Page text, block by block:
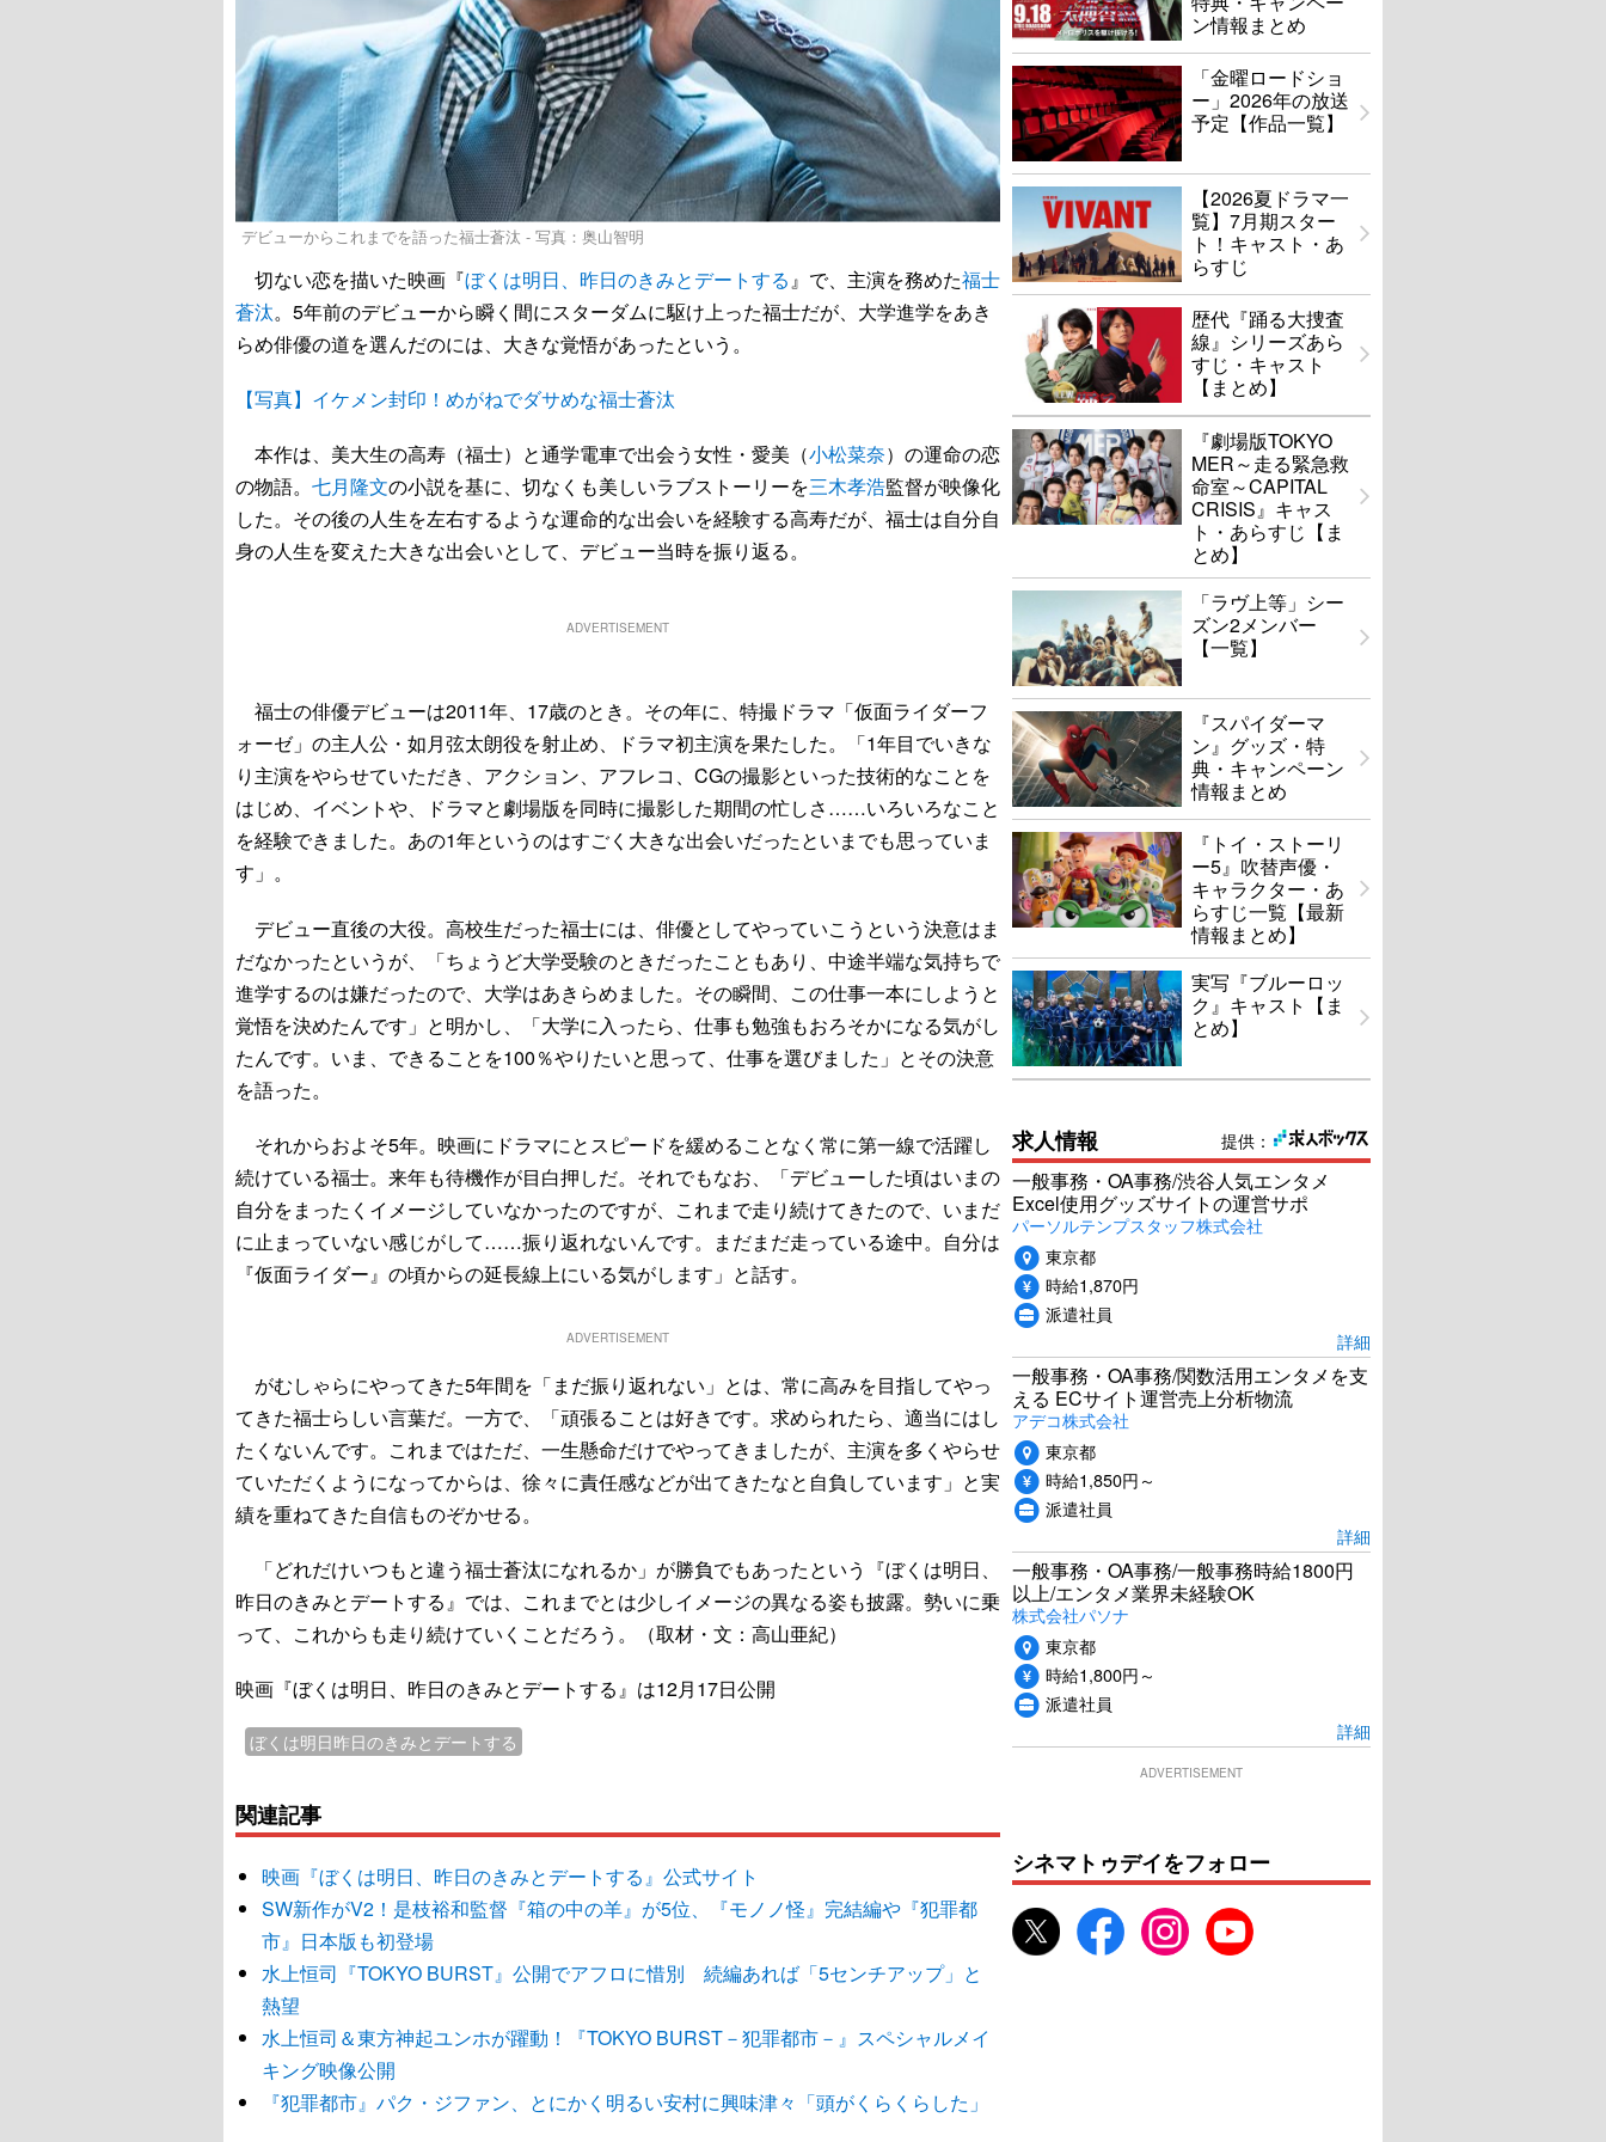
デビューからこれまでを語った福士蒼汰 - 写真：奥山智明
切ない恋を描いた映画『ぼくは明日、昨日のきみとデートする』で、主演を務めた福士
蒼汰。5年前のデビューから瞬く間にスターダムに駆け上った福士だが、大学進学をあき
らめ俳優の道を選んだのには、大きな覚悟があったという。
【写真】イケメン封印！めがねでダサめな福士蒼汰
本作は、美大生の高寿（福士）と通学電車で出会う女性・愛美（小松菜奈）の運命の恋
の物語。 七月隆文の小説を基に、切なくも美しいラブストーリーを三木孝浩監督が映像化
した。その後の人生を左右するような運命的な出会いを経験する高寿だが、福士は自分自
身の人生を変えた大きな出会いとして、デビュー当時を振り返る。
ADVERTISEMENT
福士の俳優デビューは2011年、17歳のとき。その年に、特撮ドラマ「仮面ライダーフ
ォーゼ」の主人公・如月弦太朗役を射止め、ドラマ初主演を果たした。「1年目でいきな
り主演をやらせていただき、アクション、アフレコ、CGの撮影といった技術的なことを
はじめ、イベントや、ドラマと劇場版を同時に撮影した期間の忙しさ……いろいろなこと
を経験できました。あの1年というのはすごく大きな出会いだったといまでも思っていま
す」。
デビュー直後の大役。高校生だった福士には、俳優としてやっていこうという決意はま
だなかったというが、「ちょうど大学受験のときだったこともあり、中途半端な気持ちで
進学するのは嫌だったので、大学はあきらめました。その瞬間、この仕事一本にしようと
覚悟を決めたんです」と明かし、「大学に入ったら、仕事も勉強もおろそかになる気がし
たんです。いま、できることを100％やりたいと思って、仕事を選びました」とその決意
を語った。
それからおよそ5年。映画にドラマにとスピードを緩めることなく常に第一線で活躍し
続けている福士。来年も待機作が目白押しだ。それでもなお、「デビューした頃はいまの
自分をまったくイメージしていなかったのですが、これまで走り続けてきたので、いまだ
に止まっていない感じがして……振り返れないんです。まだまだ走っている途中。自分は
『仮面ライダー』の頃からの延長線上にいる気がします」と話す。
ADVERTISEMENT
がむしゃらにやってきた5年間を「まだ振り返れない」とは、常に高みを目指してやっ
てきた福士らしい言葉だ。一方で、「頑張ることは好きです。求められたら、適当にはし
たくないんです。これまではただ、一生懸命だけでやってきましたが、主演を多くやらせ
ていただくようになってからは、徐々に責任感などが出てきたなと自負しています」と実
績を重ねてきた自信ものぞかせる。
「どれだけいつもと違う福士蒼汰になれるか」が勝負でもあったという『ぼくは明日、
昨日のきみとデートする』では、これまでとは少しイメージの異なる姿も披露。勢いに乗
って、これからも走り続けていくことだろう。（取材・文：高山亜紀）
映画『ぼくは明日、昨日のきみとデートする』は12月17日公開
ぼくは明日昨日のきみとデートする
関連記事
映画『ぼくは明日、昨日のきみとデートする』公式サイト
SW新作がV2！是枝裕和監督『箱の中の羊』が5位、『モノノ怪』完結編や『犯罪都
市』日本版も初登場
水上恒司『TOKYO BURST』公開でアフロに惜別 続編あれば「5センチアップ」と
熱望
水上恒司＆東方神起ユンホが躍動！『TOKYO BURST－犯罪都市－』スペシャルメイ
キング映像公開
『犯罪都市』パク・ジファン、とにかく明るい安村に興味津々「頭がくらくらした」
ン情報まとめ
「金曜ロードショ
ー」2026年の放送
予定【作品一覧】
【2026夏ドラマ一
覧】7月期スター
ト！キャスト・あ
らすじ
歴代『踊る大捜査
線』シリーズあら
すじ・キャスト
【まとめ】
『劇場版TOKYO
MER～走る緊急救
命室～CAPITAL
CRISIS』キャス
ト・あらすじ【ま
とめ】
「ラヴ上等」シー
ズン2メンバー
【一覧】
『スパイダーマ
ン』グッズ・特
典・キャンペーン
情報まとめ
『トイ・ストーリ
ー5』吹替声優・
キャラクター・あ
らすじ一覧【最新
情報まとめ】
実写『ブルーロッ
ク』キャスト【ま
とめ】
提供：
求人情報
一般事務・OA事務/渋谷人気エンタメ
Excel使用グッズサイトの運営サポ
パーソルテンプスタッフ株式会社
東京都
時給1,870円
派遣社員
詳細
一般事務・OA事務/関数活用エンタメを支
える ECサイト運営売上分析物流
アデコ株式会社
東京都
時給1,850円～
派遣社員
詳細
一般事務・OA事務/一般事務時給1800円
以上/エンタメ業界未経験OK
株式会社パソナ
東京都
時給1,800円～
派遣社員
詳細
ADVERTISEMENT
シネマトゥデイをフォロー